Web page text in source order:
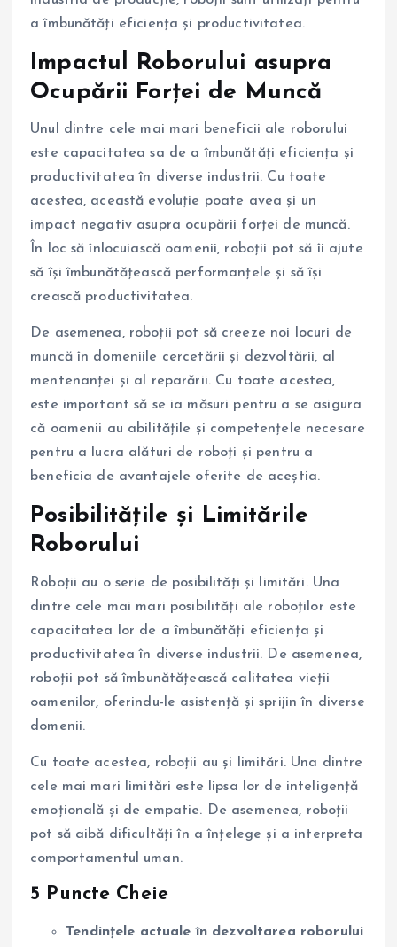
a îmbunătăți eficiența și productivitatea.
Impactul Roborului asupra
Ocupării Forței de Muncă
Unul dintre cele mai mari beneficii ale roborului
este capacitatea sa de a îmbunătăți eficiența și
productivitatea în diverse industrii. Cu toate
acestea, această evoluție poate avea și un
impact negativ asupra ocupării forței de muncă.
În loc să înlocuiască oamenii, roboții pot să îi ajute
să își îmbunătățească performanțele și să își
crească productivitatea.
De asemenea, roboții pot să creeze noi locuri de
muncă în domeniile cercetării și dezvoltării, al
mentenanței și al reparării. Cu toate acestea,
este important să se ia măsuri pentru a se asigura
că oamenii au abilitățile și competențele necesare
pentru a lucra alături de roboți și pentru a
beneficia de avantajele oferite de aceștia.
Posibilitățile și Limitările
Roborului
Roboții au o serie de posibilități și limitări. Una
dintre cele mai mari posibilități ale roboților este
capacitatea lor de a îmbunătăți eficiența și
productivitatea în diverse industrii. De asemenea,
roboții pot să îmbunătățească calitatea vieții
oamenilor, oferindu-le asistență și sprijin în diverse
domenii.
Cu toate acestea, roboții au și limitări. Una dintre
cele mai mari limitări este lipsa lor de inteligență
emoțională și de empatie. De asemenea, roboții
pot să aibă dificultăți în a înțelege și a interpreta
comportamentul uman.
5 Puncte Cheie
Tendințele actuale în dezvoltarea roborului